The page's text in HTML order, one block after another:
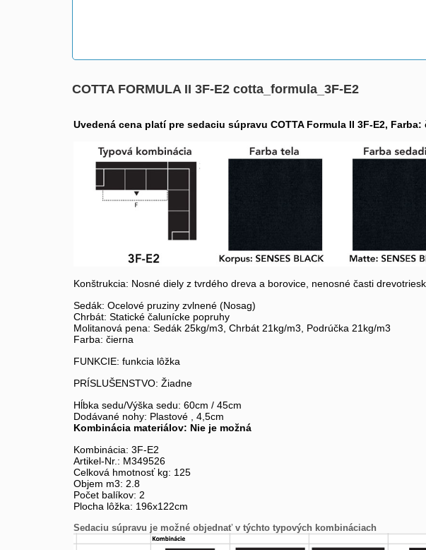
COTTA FORMULA II 3F-E2 cotta_formula_3F-E2
Uvedená cena platí pre sedaciu súpravu COTTA Formula II 3F-E2, Farba:
Konštrukcia: Nosné diely z tvrdého dreva a borovice, nenosné časti
Sedák: Ocelové pruziny zvlnené (Nosag)
Chrbát: Statické čalunícke popruhy
Molitanová pena: Sedák 25kg/m3, Chrbát 21kg/m3, Podrúčka 21kg/m3
Farba: čierna
FUNKCIE: funkcia lôžka
PRÍSLUŠENSTVO: Žiadne
Hĺbka sedu/Výška sedu: 60cm / 45cm
Dodávané nohy: Plastové , 4,5cm
Kombinácia materiálov: Nie je možná
Kombinácia: 3F-E2
Artikel-Nr.: M349526
Celková hmotnosť kg: 125
Objem m3: 2.8
Počet balíkov: 2
Plocha lôžka: 196x122cm
Sedaciu súpravu je možné objednať v týchto typových kombináciach